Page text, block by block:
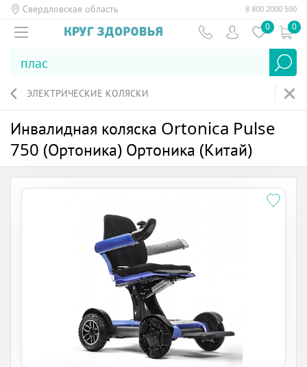
Свердловская область 8 800 2000 500
0 0
ЭЛЕКТРИЧЕСКИЕ КОЛЯСКИ
Инвалидная коляска Ortonica Pulse
750 (Ортоника) Ортоника (Китай)